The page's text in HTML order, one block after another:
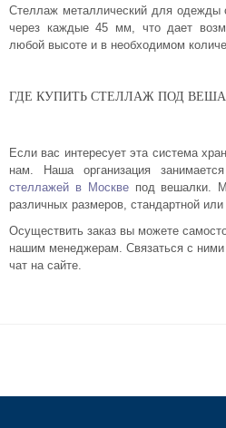
Стеллаж металлический для одежды
через каждые 45 мм, что дает
любой высоте и в необходимом
ГДЕ КУПИТЬ СТЕЛЛАЖ ПОД
Если вас интересует эта система
нам. Наша организация
стеллажей в Москвепод вешалки.
различных размеров, стандартной
Осуществить заказ вы можете
нашим менеджерам. Связаться с
чат на сайте.